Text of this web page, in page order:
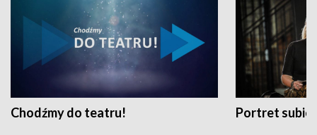
Chodźmy do teatru! Portret